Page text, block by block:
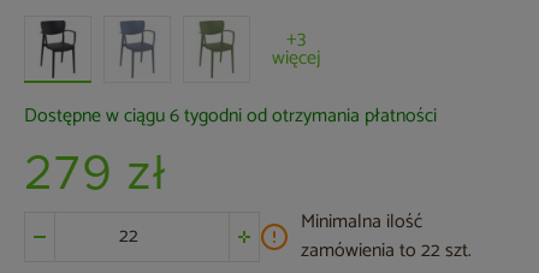
+3
więcej
Dostępne w ciągu 6 tygodni od otrzymania płatności
279 zł
Minimalna ilość
zamówienia to 22 szt.